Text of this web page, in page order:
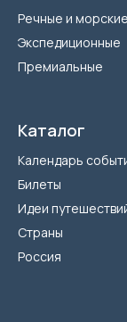
Речные и морские
Экспедиционные
Премиальные
Каталог
Календарь
Билеты
Идеи
Страны
Россия